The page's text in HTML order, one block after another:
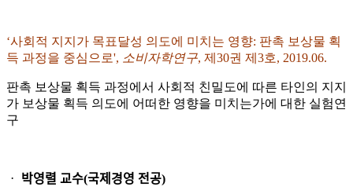
‘사회적 지지가 목표달성 의도에 미치는 영향: 판촉 보상물 획
득 과정을 중심으로', 소비자학연구, 제30권 제3호, 2019.06.
판촉 보상물 획득 과정에서 사회적 친밀도에 따른 타인의 지지
가 보상물 획득 의도에 어떠한 영향을 미치는가에 대한 실험연
구
ᆞ 박영렬 교수(국제경영 전공)